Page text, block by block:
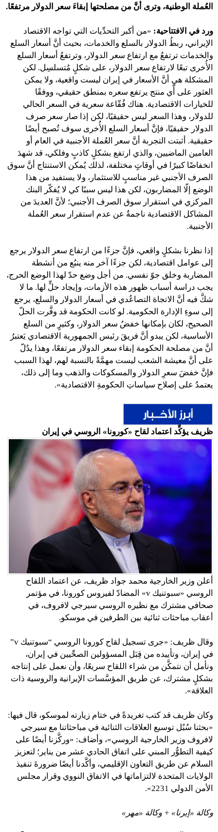
العُملة الوطنية، وترى أنَّ من مصلحتها إبقاءَ سعر الدولار مرتفعًا.
ورد في الافتتاحية: «من أكبر التحدِّيات التي تواجه الاقتصاد
الإيراني، ربطُ الدولار بالسلع والخدمات، بحيث أنَّ أسعار السلع
والخدمات ترتفعُ مع ارتفاع سعر الدولار، وترتفعُ أسعار السلع
الأُخرى تبعًا لارتفاع سعر الدولار، على شكلٍ مُتسلسِل. لكن
المشكلة هي أنَّ الأسعار في إيران ليست واقعية، ولا يمكن
العثور على أّي منتج يرتفع سعره بمنطق حقيقي، ووفقًا
للخيارات الاقتصادية. هناك فُقّاعة سعرية في السعر الحالي
للدولار، وهذا السعر ليس حقيقيًا، لكن إذا صار سعر صرف
الدولار حقيقيًا، فإنَّ أسعار السلع الأُخرى سوف تُصبح أيضًا
حقيقية. أثبتت التجربة أنَّ سعر العُملة الأجنبية في العام أو
العامين الماضيين، والذي ارتفع بشكلٍ كاذبٍ وفلكي، قد شهدَ
انخفاضًا كبيرًا في أوقاتٍ مختلفة، لذلك يُمكن الاستنتاج أنَّ سوق
الصرف الأجنبي غير مناسبٍ للاستثمار، ولا يستفيد من هذا
الوضع إلّا المضاربون، لكن هذا ليس سببًا كي لا يُفكّر البنك
المركزي في استقرار سوق الصرف الأجنبي؛ لأنَّ العديدَ من
المشاكل الاقتصادية ناجمةٌ عن عدم استقرار سعر العُملة
الأجنبية.
إذا نظرنا بشكلٍ واقعي، فإنَّ جزءًا من ارتفاع سعر الدولار يرجع
إلى عوامل اقتصادية، لكن جزءًا آخر منه ينبُع من أنشطة
المضاربة وخلق جوّ نفسي. من أجل وضع حدّ لهذا الوضع الحرج،
يجب دراسة أسباب ظهور هذه الأزمات، وإيجاد حلٍّ لها. ما لا
شكَّ فيه أنَّ الاتجاهَ التصاعُدي في أسعار الدولار والسلع، يرجع
إلى سوءِ الإدارة الحكومية. لو كانت الحكومة قد وفَّرت الحلّ
الصحيح، لكان بإمكانها خفضُ سعر الدولار، وكثيرٍ من السلع
الأساسية، لكن يبدو أنَّ فريقَ رئيس الجمهورية الاقتصادي يَعتبرُ
أنَّ من مصلحة الحكومة إبقاء سعر الدولار مرتفعًا، وهذا يدُلّ
على أنَّ معيشة الشعب ليست مهمَّةً بالنسبة لهم، لهذا السبب
فإنَّ خفضَ سعرِ الدولار والمسكوكات والذهب وما إلى ذلك،
يعتمدُ على إصلاح سياساتِ الحكومةِ الاقتصادية».
ظريف يؤكِّد اعتماد لقاح «كورونا» الروسي في إيران
أعلن وزير الخارجية محمد جواد ظريف، عن اعتماد اللقاح
الروسي «سبوتنيك v» المضادّ لفيروس كورونا، في مؤتمر
صحافي مشترك مع نظيره الروسي سيرجي لافروف، في
أعقاب مباحثات ثنائية بين الطرفين في موسكو.
وقال ظريف: «جرى تسجيل لقاح كورونا الروسي “سبوتنيك v”
في إيران، وتأييده من قِبَل المسؤولين الصحِّيين في إيران،
ونأمل أن نتمكَّن من شراء اللقاح سريعًا، وأن نعمل على إنتاجه
بشكلٍ مشترك، عن طريق المؤسَّسات الإيرانية والروسية ذات
العلاقة».
وكان ظريف قد كتب تغريدةً في ختام زيارته لموسكو، قال فيها:
«بحثنا سُبُل توسيع العلاقات الثنائية في مباحثاتنا مع سيرجي
لافروف وزير الخارجية الروسي»، وأضاف: «وركَّزنا أيضًا على
كيفية التطوُّر المبني على اتفاق الحادي عشر من يناير؛ لتعزيز
السلام عن طريق التعاون الإقليمي، وأكَّدنا أيضًا ضرورةَ تنفيذ
الولايات المتحدة لالتزاماتها في الاتفاق النووي وقرار مجلس
الأمن الدولي 2231».
وكالة «إيرنا» + وكالة «مهر»